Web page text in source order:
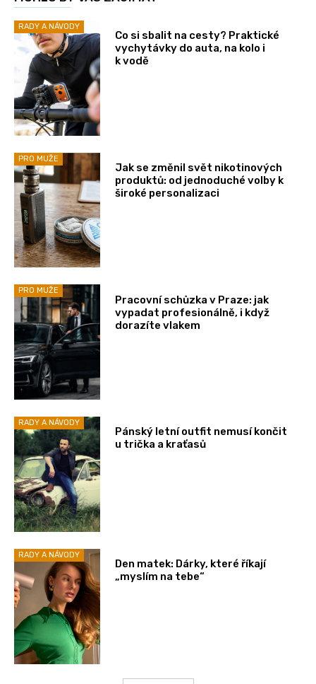
RADY A NÁVODY
Co si sbalit na cesty? Praktické
vychytávky do auta, na kolo i
k vodě
PRO MUŽE
Jak se změnil svět nikotinových
produktů: od jednoduché volby k
široké personalizaci
PRO MUŽE
Pracovní schůzka v Praze: jak
vypadat profesionálně, i když
dorazíte vlakem
RADY A NÁVODY
Pánský letní outfit nemusí končit
u trička a kraťasů
RADY A NÁVODY
Den matek: Dárky, které říkají
„myslím na tebe“